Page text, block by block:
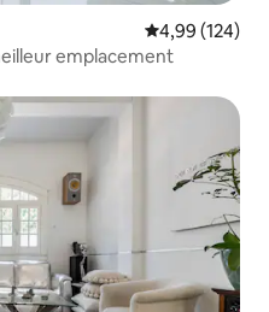
Note
4,99 (124)
emplacement